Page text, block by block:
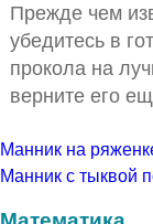
Прежде чем
убедитесь в
прокола на
верните его
Манник на
Манник с тыквой